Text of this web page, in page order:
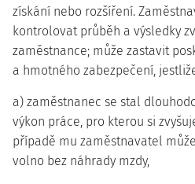
získání nebo rozšíření.
kontrolovat průběh a výsledky
zaměstnance; může zastavit
a hmotného zabezpečení,
a) zaměstnanec se stal
výkon práce, pro kterou si
případě mu zaměstnavatel
volno bez náhrady mzdy,